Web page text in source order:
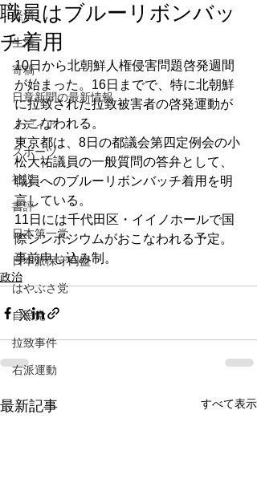
経済
生活
寄稿
日章新聞の最新情報
メディア
スポーツ
社説
書評
日本第一党
日本派保守同盟
はやぶさ党
自民党
拉致事件
右派運動
職員はブルーリボンバッ
チ着用
10日から北朝鮮人権侵害問題啓発週間
が始まった。16日までで、特に北朝鮮
に拉致された拉致被害者の啓発運動が
おこなわれる。
東京都は、8日の都議会第四定例会の小
松大祐議員の一般質問の答弁として、
職員へのブルーリボンバッチ着用を明
言している。
11日には千代田区・イイノホールで国
際シンポジウムがおこなわれる予定。
事前申し込み制。
政治
最新記事 すべて表示